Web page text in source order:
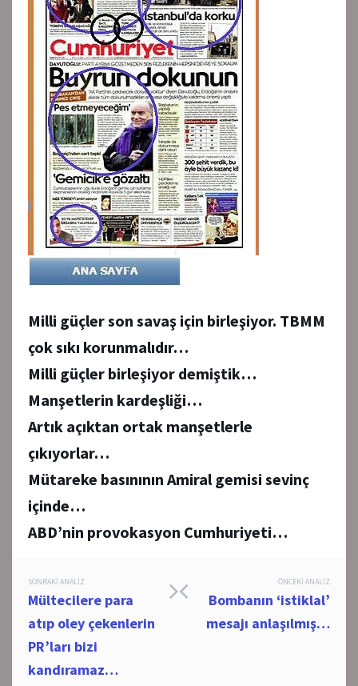
Milli güçler son savaş için birleşiyor. TBMM
çok sıkı korunmalıdır…
Milli güçler birleşiyor demiştik…
Manşetlerin kardeşliği…
Artık açıktan ortak manşetlerle
çıkıyorlar…
Mütareke basınının Amiral gemisi sevinç
içinde…
ABD’nin provokasyon Cumhuriyeti…
Post
navigation
ÖNCEKI ANALIZ
Bombanın ‘istiklal’
mesajı anlaşılmış…
SONRAKI ANALIZ
Mültecilere para
atıp oley çekenlerin
PR’ları bizi
kandıramaz…